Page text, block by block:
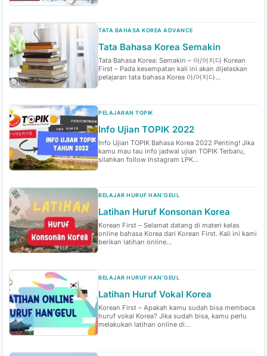
TATA BAHASA KOREA ADVANCE
Tata Bahasa Korea Semakin
Tata Bahasa Korea: Semakin – 아/어지다 Korean
First – Pada kesempatan kali ini akan dijelaskan
pelajaran tata bahasa Korea 아/어지다...
PELAJARAN TOPIK
Info Ujian TOPIK 2022
Info Ujian TOPIK Bahasa Korea 2022 Penting! Jika
kamu mau tau info jadwal ujian TOPIK Terbaru,
silahkan follow Instagram LPK...
BELAJAR HURUF HAN'GEUL
Latihan Huruf Konsonan Korea
Korean First – Selamat datang di materi kelas
online bahasa Korea dari Korean First. Kali ini kami
berikan latihan online...
BELAJAR HURUF HAN'GEUL
Latihan Huruf Vokal Korea
Korean First – Apakah kamu sudah bisa membaca
huruf vokal Korea? Jika sudah bisa, kamu perlu
melakukan latihan online di...